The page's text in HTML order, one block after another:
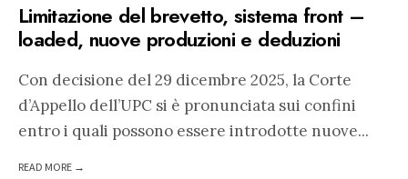
Limitazione del brevetto, sistema front –
loaded, nuove produzioni e deduzioni
Con decisione del 29 dicembre 2025, la Corte
d’Appello dell’UPC si è pronunciata sui confini
entro i quali possono essere introdotte nuove...
READ MORE →